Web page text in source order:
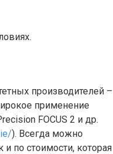
производителей –
применение
FOCUS 2 и др.
). Всегда можно
по стоимости, которая